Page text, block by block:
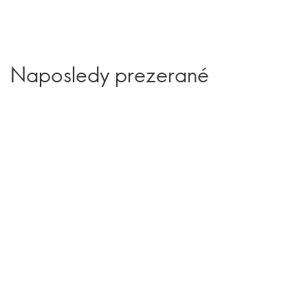
Naposledy prezerané